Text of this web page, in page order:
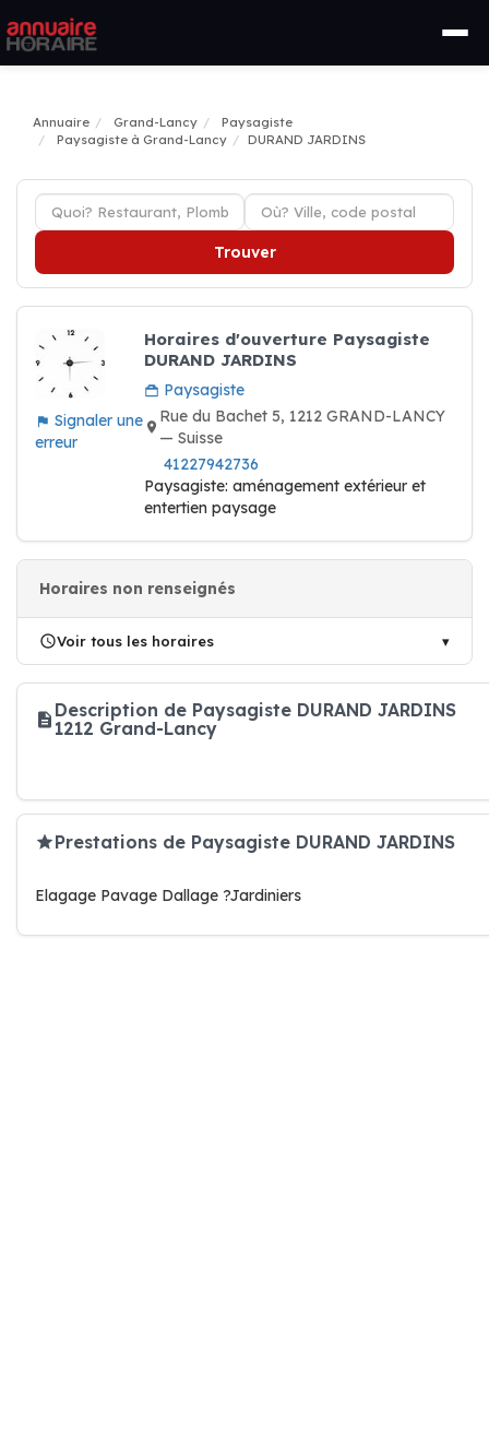
Annuaire Grand-Lancy
Paysagiste
Paysagiste à Grand-Lancy
DURAND JARDINS
Trouver
Signaler une
erreur
Horaires d'ouverture Paysagiste
DURAND JARDINS
Paysagiste
Rue du Bachet 5, 1212 GRAND-LANCY
— Suisse
41227942736
Paysagiste: aménagement extérieur et
entertien paysage
Horaires non renseignés
Voir tous les horaires
Description de Paysagiste DURAND JARDINS
1212 Grand-Lancy
Prestations de Paysagiste DURAND JARDINS
Elagage Pavage Dallage ?Jardiniers